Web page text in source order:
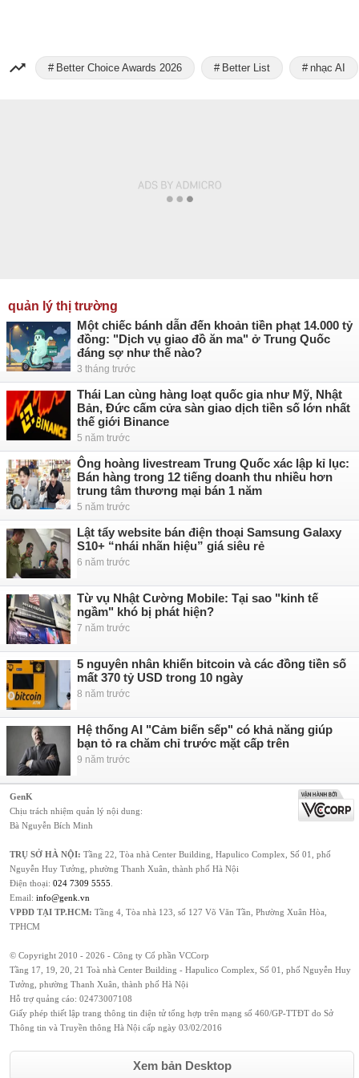
Better Choice Awards 2026 Better List nhạc AI
quản lý thị trường
Một chiếc bánh dẫn đến khoản tiền phạt 14.000 tỷ
đồng: "Dịch vụ giao đồ ăn ma" ở Trung Quốc
đáng sợ như thế nào?
3 tháng trước
Thái Lan cùng hàng loạt quốc gia như Mỹ, Nhật
Bản, Đức cấm cửa sàn giao dịch tiền số lớn nhất
thế giới Binance
5 năm trước
Ông hoàng livestream Trung Quốc xác lập kỉ lục:
Bán hàng trong 12 tiếng doanh thu nhiều hơn
trung tâm thương mại bán 1 năm
5 năm trước
Lật tẩy website bán điện thoại Samsung Galaxy
S10+ “nhái nhãn hiệu” giá siêu rẻ
6 năm trước
Từ vụ Nhật Cường Mobile: Tại sao "kinh tế
ngầm" khó bị phát hiện?
7 năm trước
5 nguyên nhân khiến bitcoin và các đồng tiền số
mất 370 tỷ USD trong 10 ngày
8 năm trước
Hệ thống AI "Cảm biến sếp" có khả năng giúp
bạn tỏ ra chăm chỉ trước mặt cấp trên
9 năm trước
GenK
Chịu trách nhiệm quản lý nội dung:
Bà Nguyễn Bích Minh
TRỤ SỞ HÀ NỘI: Tầng 22, Tòa nhà Center Building, Hapulico Complex, Số 01, phố
Nguyễn Huy Tưởng, phường Thanh Xuân, thành phố Hà Nội
Điện thoại: 024 7309 5555
Email: info@genk.vn
VPĐD TẠI TP.HCM: Tầng 4, Tòa nhà 123, số 127 Võ Văn Tần, Phường Xuân Hòa,
TPHCM
© Copyright 2010 - 2026 - Công ty Cổ phần VCCorp
Tầng 17, 19, 20, 21 Toà nhà Center Building - Hapulico Complex, Số 01, phố Nguyễn Huy
Tưởng, phường Thanh Xuân, thành phố Hà Nội
Hỗ trợ quảng cáo: 02473007108
Giấy phép thiết lập trang thông tin điện tử tổng hợp trên mạng số 460/GP-TTĐT do Sở
Thông tin và Truyền thông Hà Nội cấp ngày 03/02/2016
Xem bản Desktop